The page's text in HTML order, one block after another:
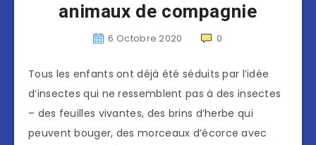
animaux de compagnie
6 Octobre 2020 0
Tous les enfants ont déjà été séduits par l’idée
d’insectes qui ne ressemblent pas à des insectes
– des feuilles vivantes, des brins d’herbe qui
peuvent bouger, des morceaux d’écorce avec